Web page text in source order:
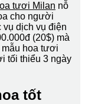
tươi Milan nỗ
cho người
vụ dịch vụ điện
(20$) mà
mẫu hoa tươi
tối thiểu 3 ngày
tốt